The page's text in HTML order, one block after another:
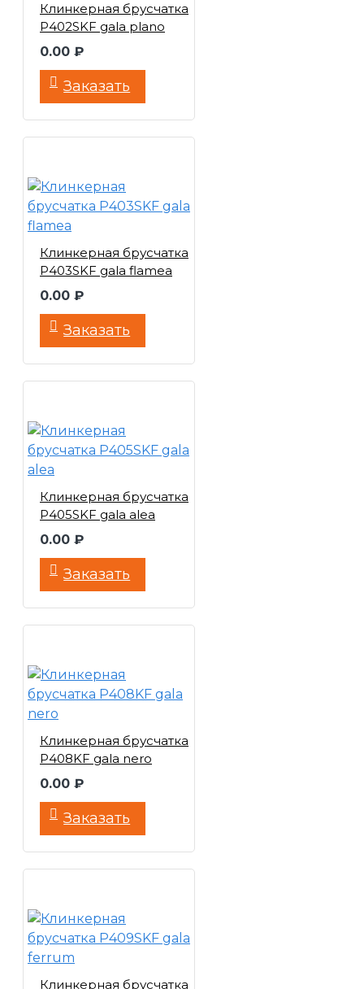
Клинкерная брусчатка
P402SKF gala plano
0.00 ₽
Заказать
Клинкерная брусчатка
P403SKF gala flamea
0.00 ₽
Заказать
Клинкерная брусчатка
P405SKF gala alea
0.00 ₽
Заказать
Клинкерная брусчатка
P408KF gala nero
0.00 ₽
Заказать
Клинкерная брусчатка